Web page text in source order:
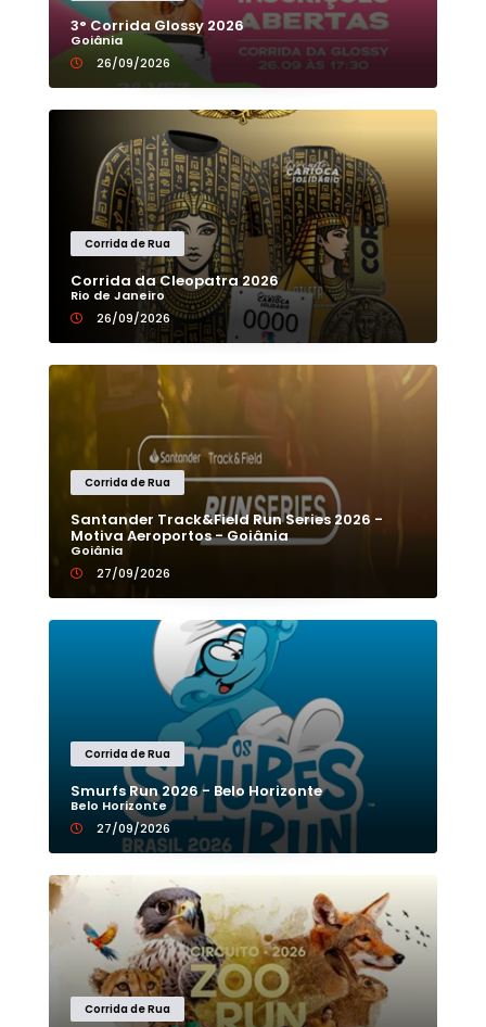
3° Corrida Glossy 2026
Goiânia
26/09/2026
Corrida de Rua
Corrida da Cleopatra 2026
Rio de Janeiro
26/09/2026
Corrida de Rua
Santander Track&Field Run Series 2026 -
Motiva Aeroportos - Goiânia
Goiânia
27/09/2026
Corrida de Rua
Smurfs Run 2026 - Belo Horizonte
Belo Horizonte
27/09/2026
Corrida de Rua